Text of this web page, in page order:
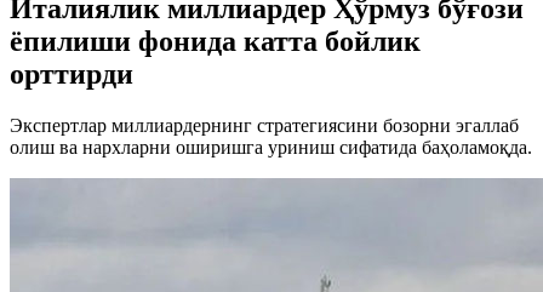
Италиялик миллиардер Ҳўрмуз бўғози
ёпилиши фонида катта бойлик
орттирди
Экспертлар миллиардернинг стратегиясини бозорни эгаллаб
олиш ва нархларни оширишга уриниш сифатида баҳоламоқда.